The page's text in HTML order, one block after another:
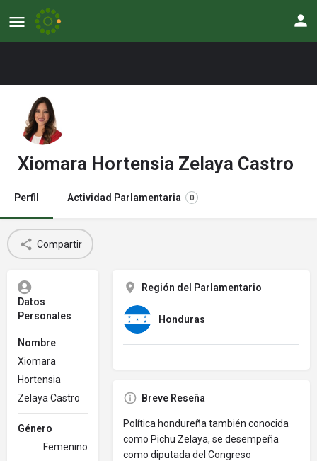
Xiomara Hortensia Zelaya Castro
Perfil Actividad Parlamentaria 0
Compartir
Datos
Personales
Nombre
Xiomara
Hortensia
Zelaya Castro
Género
Femenino
Región del Parlamentario
Honduras
Breve Reseña
Política hondureña también conocida
como Pichu Zelaya, se desempeña
como diputada del Congreso